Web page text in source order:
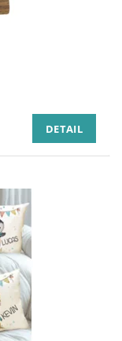
DETAIL